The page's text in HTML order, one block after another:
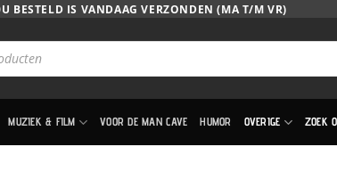
BESTELD IS VANDAAG VERZONDEN (MA T/M VR)
MUZIEK & FILM VOOR DE MAN CAVE HUMOR OVERIGE ZOEK